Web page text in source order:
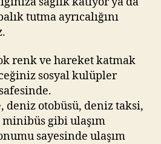
tutma ayrıcalığını
renk ve hareket katmak
sosyal kulüpler
deniz otobüsü, deniz taksi,
minibüs gibi ulaşım
sayesinde ulaşım